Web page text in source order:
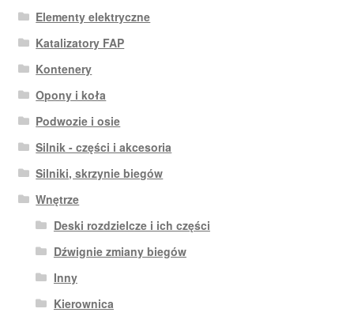
Elementy elektryczne
Katalizatory FAP
Kontenery
Opony i koła
Podwozie i osie
Silnik - części i akcesoria
Silniki, skrzynie biegów
Wnętrze
Deski rozdzielcze i ich części
Dźwignie zmiany biegów
Inny
Kierownica